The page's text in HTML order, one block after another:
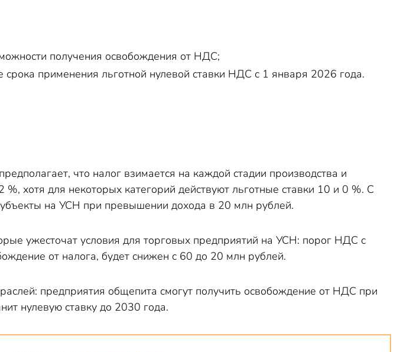
получения освобождения от НДС;
срока применения льготной нулевой ставки НДС с 1 января 2026 года.
что налог взимается на каждой стадии производства и
%, хотя для некоторых категорий действуют льготные ставки 10 и 0 %. С
на УСН при превышении дохода в 20 млн рублей.
ужесточат условия для торговых предприятий на УСН: порог НДС с
от налога, будет снижен с 60 до 20 млн рублей.
предприятия общепита смогут получить освобождение от НДС при
нулевую ставку до 2030 года.